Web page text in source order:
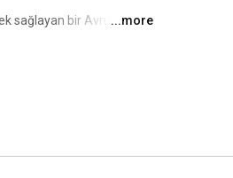
sağlayan bir Avrupa ...more